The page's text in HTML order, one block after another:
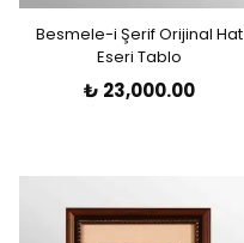
Besmele-i Şerif Orijinal Hat
Eseri Tablo
₺ 23,000.00